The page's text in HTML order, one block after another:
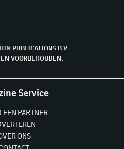
PUBLICATIONS B.V.
VOORBEHOUDEN.
Service
EEN PARTNER
ONS